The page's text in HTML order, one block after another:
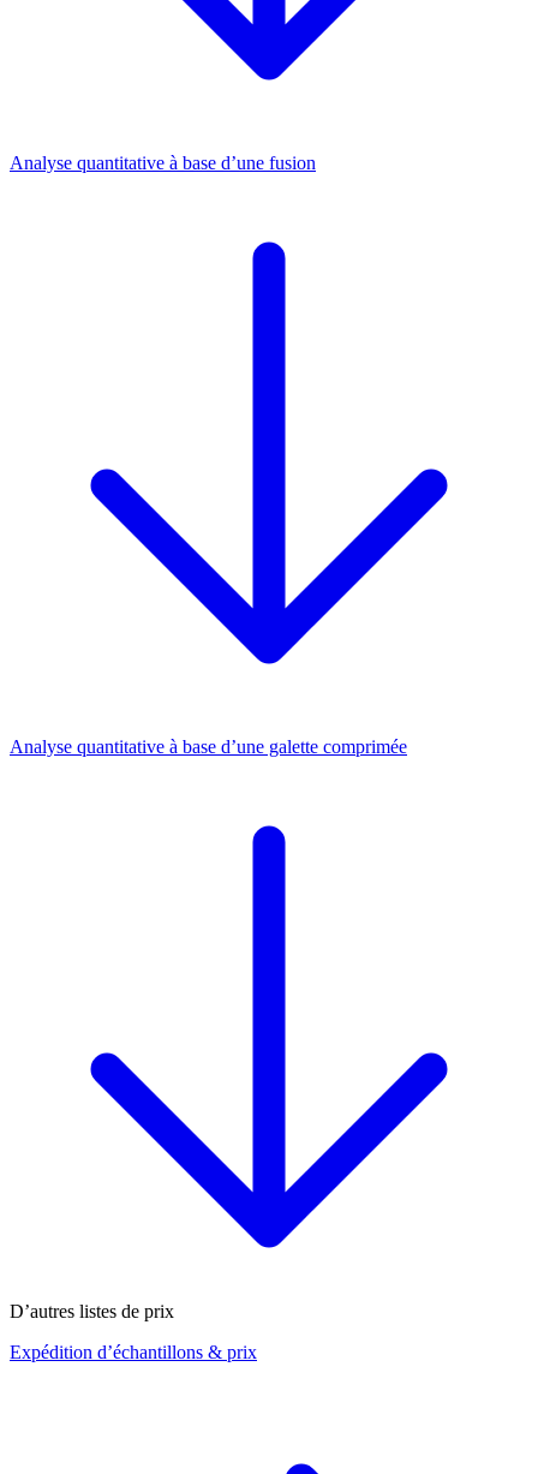
Analyse quantitative à base d’une fusion
Analyse quantitative à base d’une galette comprimée
D’autres listes de prix
Expédition d’échantillons & prix